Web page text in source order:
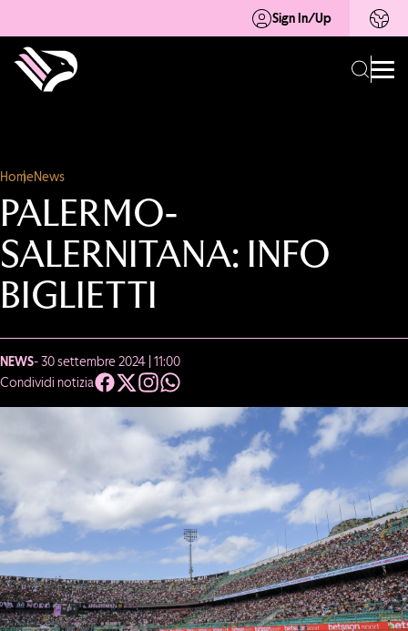
Sign In/Up
HomeNews
PALERMO-
SALERNITANA: INFO
BIGLIETTI
NEWS- 30 settembre 2024 | 11:00
Condividi notizia